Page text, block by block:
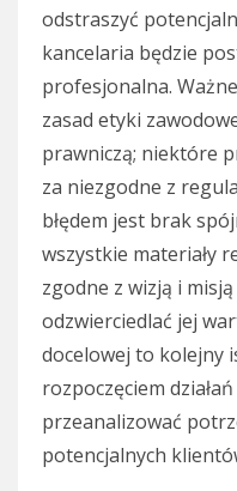
odstraszyć
kancelaria będzie
profesjonalna.
zasad etyki
prawniczą; niektóre
za niezgodne z
błędem jest brak
wszystkie materiały
zgodne z wizją i
odzwierciedlać jej
docelowej to kolejny
rozpoczęciem
przeanalizować
potencjalnych